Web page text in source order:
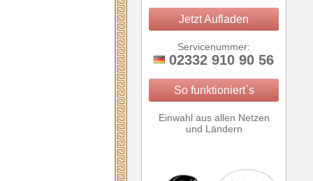
Jetzt Aufladen
Servicenummer:
02332 910 90 56
So funktioniert`s
Einwahl aus allen Netzen
und Ländern